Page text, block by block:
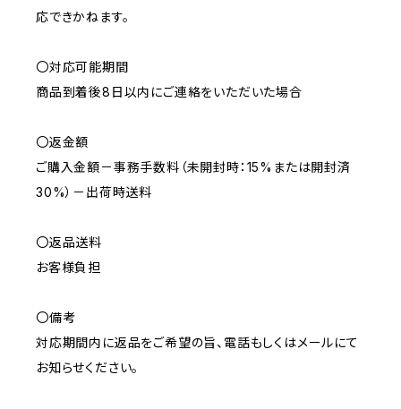
応できかねます。
〇対応可能期間
商品到着後8日以内にご連絡をいただいた場合
〇返金額
ご購入金額－事務手数料（未開封時：15%または開封済
30%）－出荷時送料
〇返品送料
お客様負担
〇備考
対応期間内に返品をご希望の旨、電話もしくはメールにて
お知らせください。